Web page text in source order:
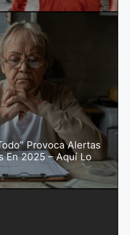
Provoca Alertas
En 2025 – Aquí Lo